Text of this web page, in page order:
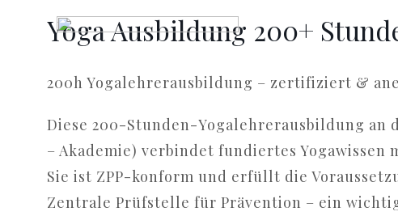
Yoga Ausbildung 200+
200h Yogalehrerausbildung – zertifiziert &
Diese 200-Stunden-Yogalehrerausbildung an
– Akademie) verbindet fundiertes
Sie ist ZPP-konform und erfüllt die
Zentrale Prüfstelle für Prävention – ein